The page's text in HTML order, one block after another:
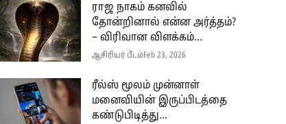
ராஜ நாகம் கனவில்
தோன்றினால் என்ன அர்த்தம்?
– விரிவான விளக்கம்...
ஆசிரியர் பீடம்Feb 23, 2026
ரீல்ஸ் மூலம் முன்னாள்
மனைவியின் இருப்பிடத்தை
கண்டுபிடித்து...